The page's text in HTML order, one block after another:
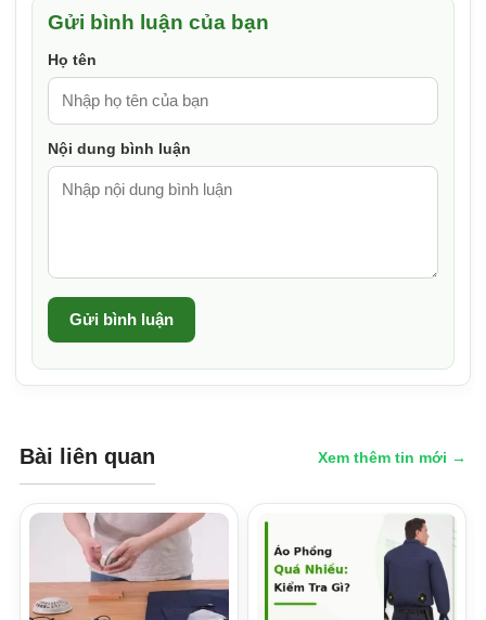
Gửi bình luận của bạn
Họ tên
Nội dung bình luận
Gửi bình luận
Bài liên quan Xem thêm tin mới →